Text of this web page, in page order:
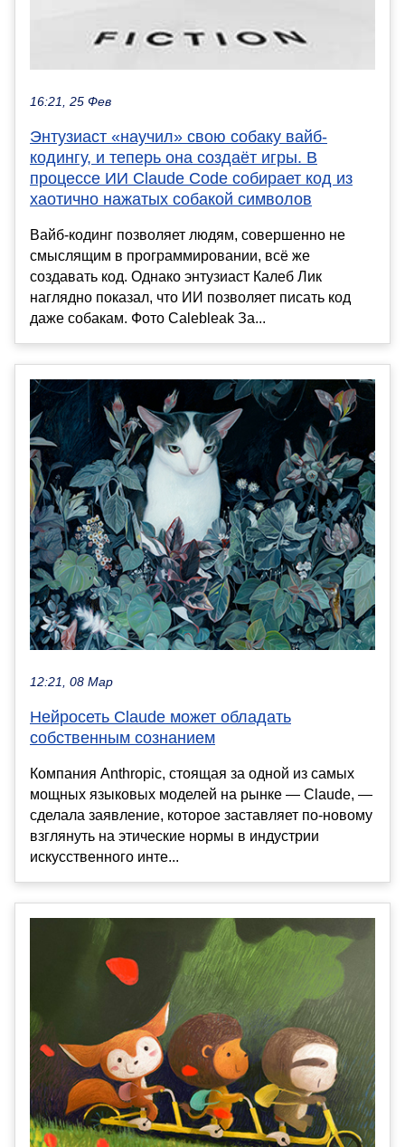
16:21, 25 Фев
Энтузиаст «научил» свою собаку вайб-
кодингу, и теперь она создаёт игры. В
процессе ИИ Claude Code собирает код из
хаотично нажатых собакой символов
Вайб-кодинг позволяет людям, совершенно не
смыслящим в программировании, всё же
создавать код. Однако энтузиаст Калеб Лик
наглядно показал, что ИИ позволяет писать код
даже собакам. Фото Calebleak За...
12:21, 08 Мар
Нейросеть Claude может обладать
собственным сознанием
Компания Anthropic, стоящая за одной из самых
мощных языковых моделей на рынке — Claude, —
сделала заявление, которое заставляет по-новому
взглянуть на этические нормы в индустрии
искусственного инте...